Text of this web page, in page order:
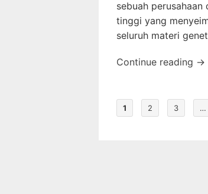
sebuah
tinggi yang
seluruh materi
Continue reading →
1 2 3 …